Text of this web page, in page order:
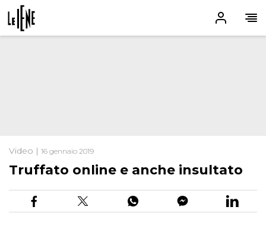
Video | 16 gennaio 2019
Truffato online e anche insultato